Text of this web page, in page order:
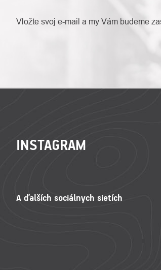
Vložte svoj e-mail a my Vám budeme
INSTAGRAM